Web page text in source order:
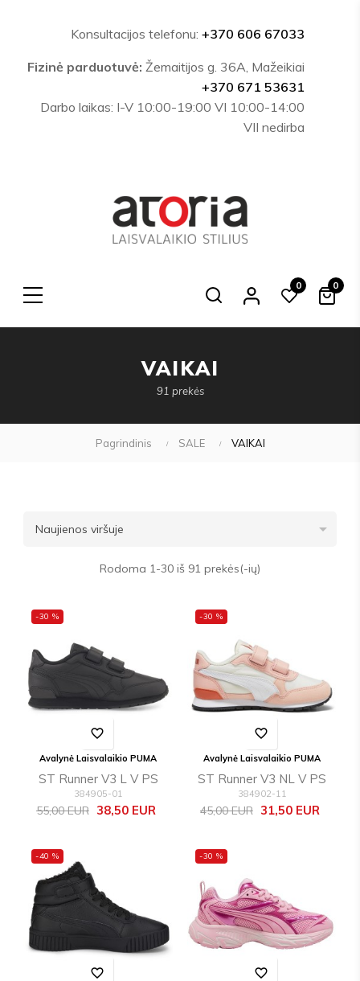
Konsultacijos telefonu: +370 606 67033
Fizinė parduotuvė: Žemaitijos g. 36A, Mažeikiai
+370 671 53631
Darbo laikas: I-V 10:00-19:00 VI 10:00-14:00
VII nedirba
Search
0 0
VAIKAI
91 prekės
Pagrindinis SALE VAIKAI
Naujienos viršuje 
Rodoma 1-30 iš 91 prekės(-ių)
-30 %
favorite_border
Avalynė Laisvalaikio PUMA
ST Runner V3 L V PS
384905-01
Bazinė
55,00 EUR Kaina
38,50 EUR
-30 %
favorite_border
Avalynė Laisvalaikio PUMA
ST Runner V3 NL V PS
384902-11
Bazinė
45,00 EUR Kaina
31,50 EUR
-40 %
favorite_border
-30 %
favorite_border